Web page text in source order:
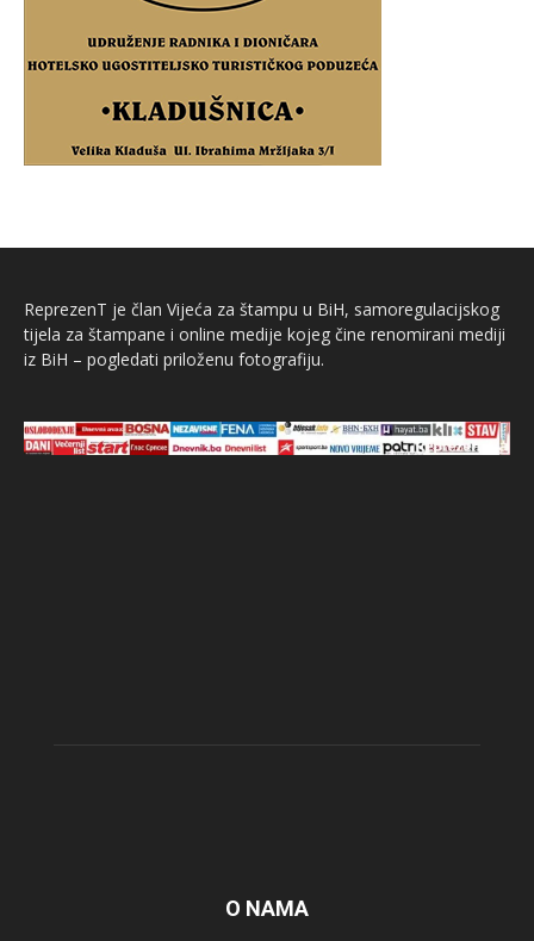
ReprezenT je član Vijeća za štampu u BiH, samoregulacijskog
tijela za štampane i online medije kojeg čine renomirani mediji
iz BiH – pogledati priloženu fotografiju.
O NAMA